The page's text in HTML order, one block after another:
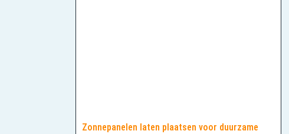
Zonnepanelen laten plaatsen voor duurzame